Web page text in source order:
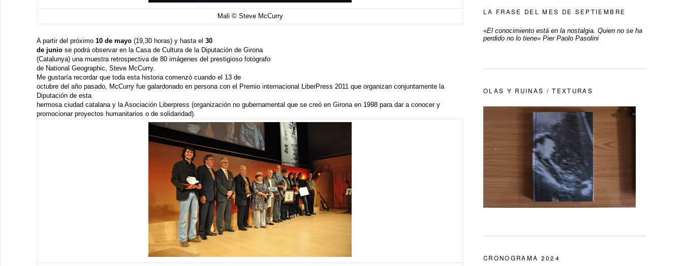
Mali © Steve McCurry
A partir del próximo 10 de mayo (19,30 horas) y hasta el 30
de junio se podrá observar en la Casa de Cultura de la Diputación de Girona
(Catalunya) una muestra retrospectiva de 80 imágenes del prestigioso fotógrafo
de National Geographic, Steve McCurry.
Me gustaría recordar que toda esta historia comenzó cuando el 13 de
octubre del año pasado, McCurry fue galardonado en persona con el Premio internacional LiberPress 2011 que organizan conjuntamente la
Diputación de esta
hermosa ciudad catalana y laAsociación Liberpress (organización no gubernamental que se creó en Girona en 1998 para dar a conocer y
promocionar proyectos humanitarios o de solidaridad).
LA FRASE DEL MES DE SEPTIEMBRE
«El conocimiento está en la nostalgia. Quien no se ha
perdido no lo tiene» Pier Paolo Pasolini
OLAS Y RUINAS / TEXTURAS
CRONOGRAMA 2024